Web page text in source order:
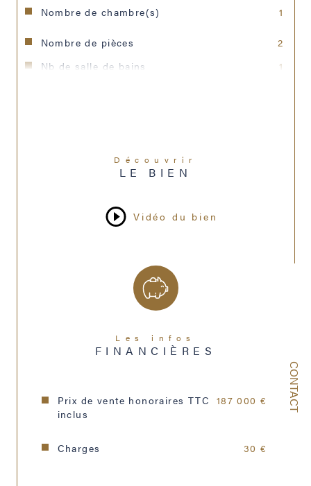
CONTACT
Nombre de chambre(s) 1
Nombre de pièces
2
Nb de salle de bains
1
Mode de chauffage
Format de chauffage
Nombre de parking
Année de construction
Découvrir
LE BIEN
Vidéo du bien
Les infos
FINANCIÈRES
Prix de vente honoraires TTC
inclus
187 000 €
Charges 30 €